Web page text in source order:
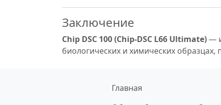
Заключение
Chip DSC 100 (Chip-DSC L66 Ultimate)—
биологических и химических
Главная